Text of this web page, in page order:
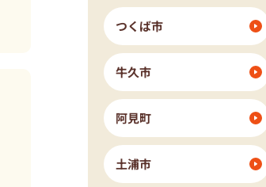
つくば市
牛久市
阿見町
土浦市